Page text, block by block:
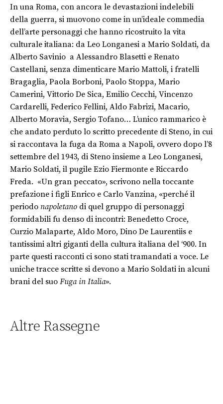
In una Roma, con ancora le devastazioni indelebili
della guerra, si muovono come in un’ideale commedia
dell’arte personaggi che hanno ricostruito la vita
culturale italiana: da Leo Longanesi a Mario Soldati, da
Alberto Savinio a Alessandro Blasetti e Renato
Castellani, senza dimenticare Mario Mattoli, i fratelli
Bragaglia, Paola Borboni, Paolo Stoppa, Mario
Camerini, Vittorio De Sica, Emilio Cecchi, Vincenzo
Cardarelli, Federico Fellini, Aldo Fabrizi, Macario,
Alberto Moravia, Sergio Tofano… L’unico rammarico è
che andato perduto lo scritto precedente di Steno, in cui
si raccontava la fuga da Roma a Napoli, ovvero dopo l’8
settembre del 1943, di Steno insieme a Leo Longanesi,
Mario Soldati, il pugile Ezio Fiermonte e Riccardo
Freda. «Un gran peccato», scrivono nella toccante
prefazione i figli Enrico e Carlo Vanzina, «perché il
periodo napoletano di quel gruppo di personaggi
formidabili fu denso di incontri: Benedetto Croce,
Curzio Malaparte, Aldo Moro, Dino De Laurentiis e
tantissimi altri giganti della cultura italiana del ‘900. In
parte questi racconti ci sono stati tramandati a voce. Le
uniche tracce scritte si devono a Mario Soldati in alcuni
brani del suo Fuga in Italia».
Altre Rassegne